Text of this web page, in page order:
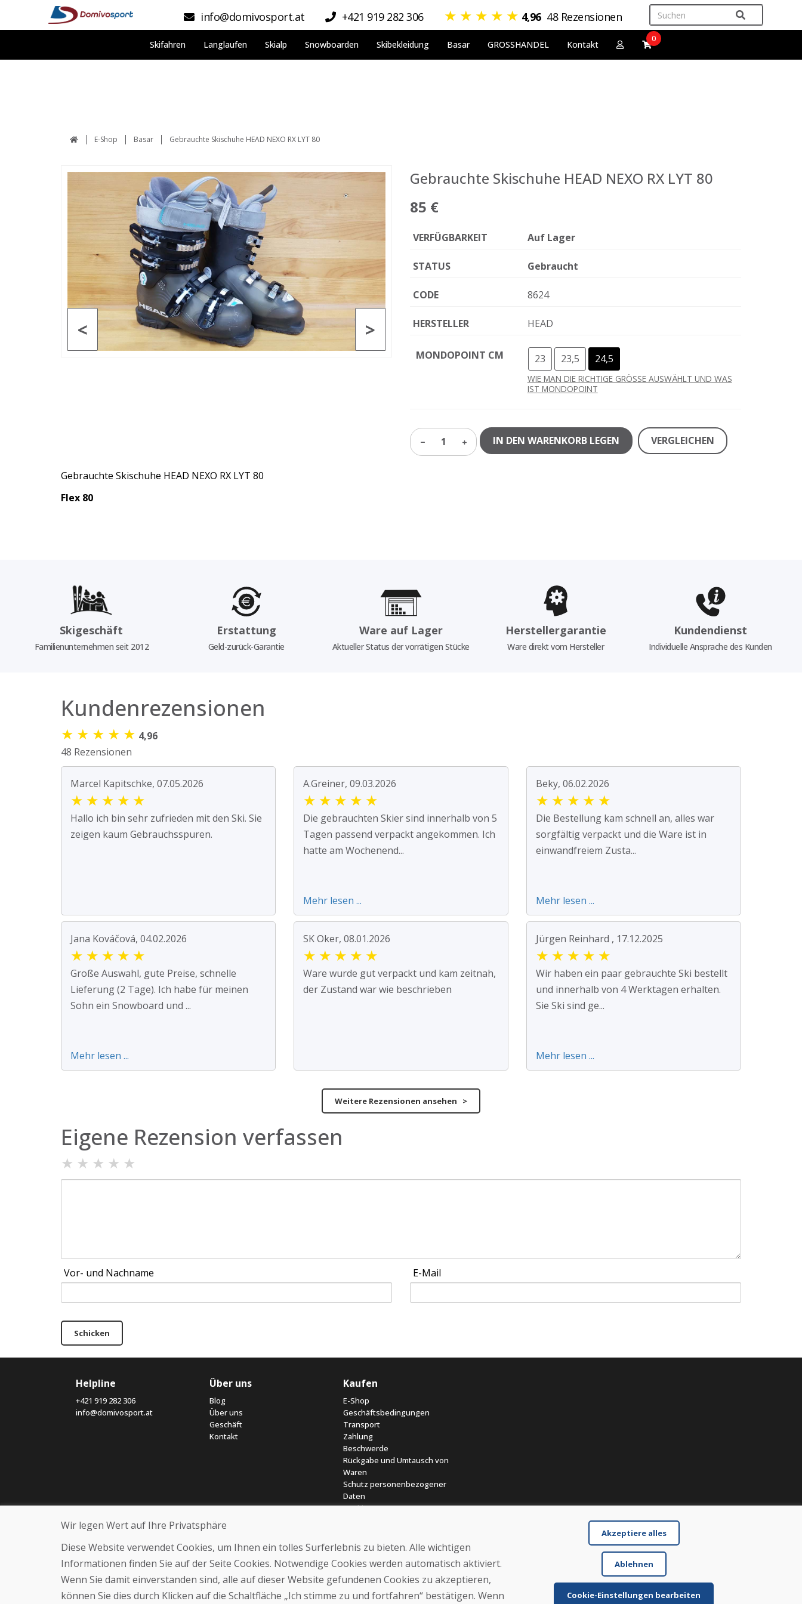
info@domivosport.at +421 919 282 306 ★ ★ ★ ★ ★ 4,96 48 Rezensionen
Skifahren Langlaufen Skialp Snowboarden Skibekleidung Basar GROSSHANDEL Kontakt
0
E-Shop Basar Gebrauchte Skischuhe HEAD NEXO RX LYT 80
>
<
Gebrauchte Skischuhe HEAD NEXO RX LYT 80
85 €
VERFÜGBARKEIT Auf Lager
STATUS Gebraucht
CODE 8624
HERSTELLER HEAD
MONDOPOINT CM 23 23,5 24,5
WIE MAN DIE RICHTIGE GRÖSSE AUSWÄHLT UND WAS
IST MONDOPOINT
1 IN DEN WARENKORB LEGEN VERGLEICHEN
Gebrauchte Skischuhe HEAD NEXO RX LYT 80
Flex 80
Skigeschäft
Familienunternehmen seit 2012
Erstattung
Geld-zurück-Garantie
Ware auf Lager
Aktueller Status der vorrätigen Stücke
Herstellergarantie
Ware direkt vom Hersteller
Kundendienst
Individuelle Ansprache des Kunden
Kundenrezensionen
★ ★ ★ ★ ★ 4,96
48 Rezensionen
Marcel Kapitschke, 07.05.2026
★ ★ ★ ★ ★
Hallo ich bin sehr zufrieden mit den Ski. Sie
zeigen kaum Gebrauchsspuren.
A.Greiner, 09.03.2026
★ ★ ★ ★ ★
Die gebrauchten Skier sind innerhalb von 5
Tagen passend verpackt angekommen. Ich
hatte am Wochenend...
Mehr lesen ...
Beky, 06.02.2026
★ ★ ★ ★ ★
Die Bestellung kam schnell an, alles war
sorgfältig verpackt und die Ware ist in
einwandfreiem Zusta...
Mehr lesen ...
Jana Kováčová, 04.02.2026
★ ★ ★ ★ ★
Große Auswahl, gute Preise, schnelle
Lieferung (2 Tage). Ich habe für meinen
Sohn ein Snowboard und ...
Mehr lesen ...
SK Oker, 08.01.2026
★ ★ ★ ★ ★
Ware wurde gut verpackt und kam zeitnah,
der Zustand war wie beschrieben
Jürgen Reinhard , 17.12.2025
★ ★ ★ ★ ★
Wir haben ein paar gebrauchte Ski bestellt
und innerhalb von 4 Werktagen erhalten.
Sie Ski sind ge...
Mehr lesen ...
Weitere Rezensionen ansehen >
Eigene Rezension verfassen
★ ★ ★ ★ ★
Vor- und Nachname E-Mail
Schicken
Helpline
+421 919 282 306
info@domivosport.at
Über uns
Blog
Über uns
Geschäft
Kontakt
Kaufen
E-Shop
Geschäftsbedingungen
Transport
Zahlung
Beschwerde
Rückgabe und Umtausch von
Waren
Schutz personenbezogener
Daten
Cookies
Wir legen Wert auf Ihre Privatsphäre
Diese Website verwendet Cookies, um Ihnen ein tolles Surferlebnis zu bieten. Alle wichtigen
Informationen finden Sie auf der Seite Cookies. Notwendige Cookies werden automatisch aktiviert.
Wenn Sie damit einverstanden sind, alle auf dieser Website gefundenen Cookies zu akzeptieren,
können Sie dies durch Klicken auf die Schaltfläche „Ich stimme zu und fortfahren“ bestätigen. Wenn
Akzeptiere alles
Ablehnen
Cookie-Einstellungen bearbeiten